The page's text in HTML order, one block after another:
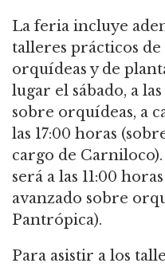
La feria incluye
talleres prácticos
orquídeas y de
lugar el sábado, a
sobre orquídeas, a
las 17:00 horas
cargo de
será a las 11:00
avanzado sobre
Pantrópica).
Para asistir a los